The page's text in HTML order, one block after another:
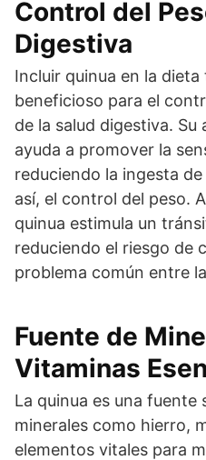
Control del
Digestiva
Incluir quinua en la
beneficioso para el
de la salud digestiva.
ayuda a promover la
reduciendo la ingesta
así, el control del peso.
quinua estimula un
reduciendo el riesgo de
problema común entre
Fuente de
Vitaminas
La quinua es una fuente
minerales como hierro,
elementos vitales para